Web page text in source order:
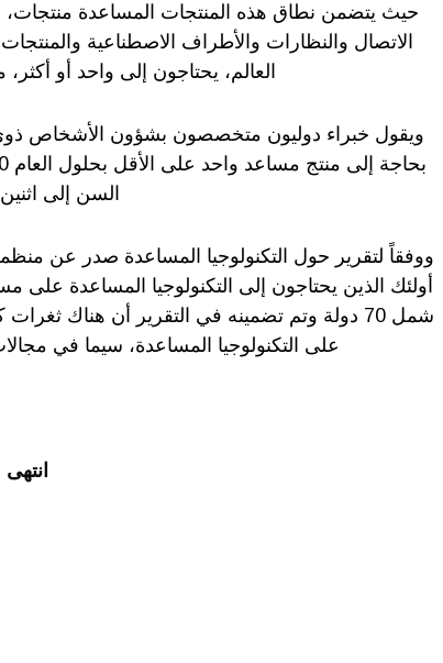
حيث يتضمن نطاق هذه المنتجات المساعدة
الاتصال والنظارات والأطراف الاصطناعية
العالم، يحتاجون إلى واحد أو
ويقول خبراء دوليون متخصصون بشؤون الأشخاص
السن إلى
أولئك الذين يحتاجون إلى التكنولوجيا المساعدة على
شمل 70 دولة وتم تضمينه في التقرير أن هناك
على التكنولوجيا المساعدة، سيما في
انتهى